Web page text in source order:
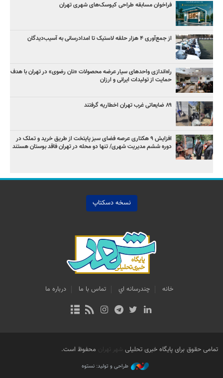
فراخوان مسابقه طراحی کیوسک‌های شهری تهران
از جمع‌آوری ۴ هزار حلقه لاستیک تا امدادرسانی به آسیب‌دیدگان
راه‌اندازی واحدهای سیار عرضه محصولات «نان رضوی» در تهران با هدف
حمایت از تولیدات ایرانی و ارزان
۸۹ ضایعاتی غرب تهران اخطاریه گرفتند
افزایش ۹ هکتاری عرصه فضای سبز پایتخت از طریق خرید و تملک در
دوره ششم مدیریت شهری/ تنها دو محله در تهران فاقد بوستان هستند
نسخه دسکتاپ
خانه چندرسانه اي تماس با ما درباره ما
تمامی حقوق برای پایگاه خبری تحلیلی شهر تهران محفوظ است.
طراحی و تولید: نستوه